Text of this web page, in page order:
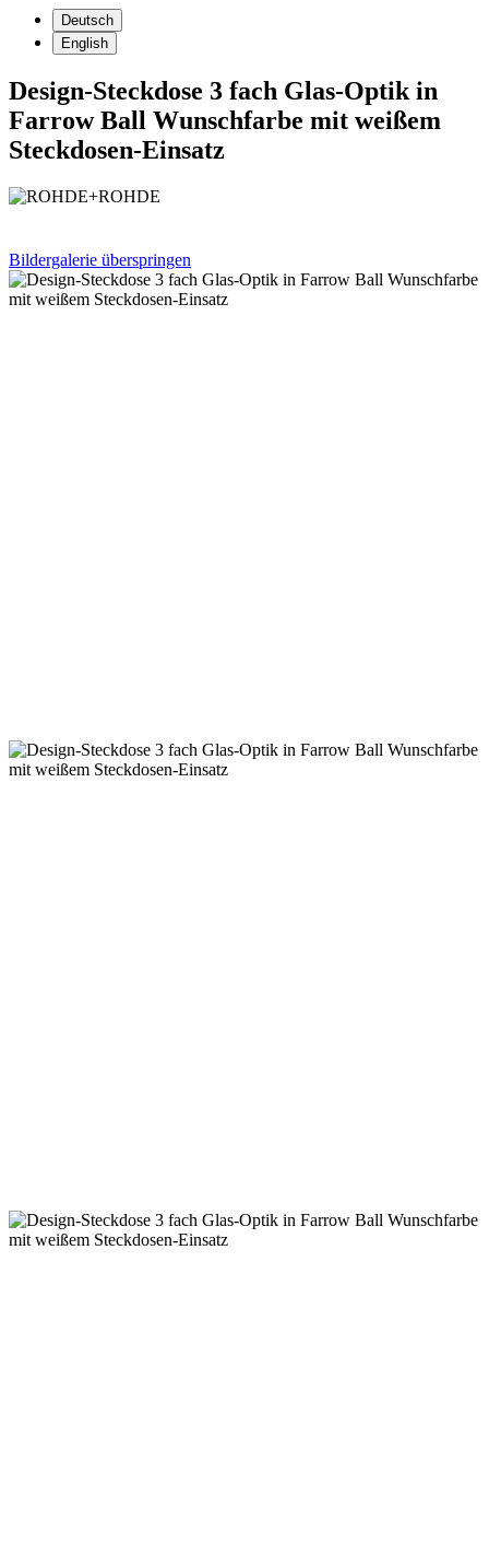
Deutsch
English
Design-Steckdose 3 fach Glas-Optik in
Farrow Ball Wunschfarbe mit weißem
Steckdosen-Einsatz
Bildergalerie überspringen